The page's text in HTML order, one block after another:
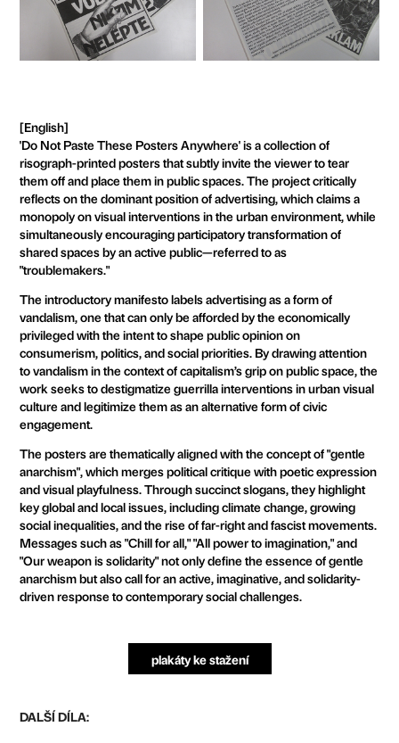
[English]
'Do Not Paste These Posters Anywhere' is a collection of
risograph-printed posters that subtly invite the viewer to tear
them off and place them in public spaces. The project critically
reflects on the dominant position of advertising, which claims a
monopoly on visual interventions in the urban environment, while
simultaneously encouraging participatory transformation of
shared spaces by an active public—referred to as
"troublemakers."
The introductory manifesto labels advertising as a form of
vandalism, one that can only be afforded by the economically
privileged with the intent to shape public opinion on
consumerism, politics, and social priorities. By drawing attention
to vandalism in the context of capitalism’s grip on public space, the
work seeks to destigmatize guerrilla interventions in urban visual
culture and legitimize them as an alternative form of civic
engagement.
The posters are thematically aligned with the concept of "gentle
anarchism", which merges political critique with poetic expression
and visual playfulness. Through succinct slogans, they highlight
key global and local issues, including climate change, growing
social inequalities, and the rise of far-right and fascist movements.
Messages such as "Chill for all," "All power to imagination," and
"Our weapon is solidarity" not only define the essence of gentle
anarchism but also call for an active, imaginative, and solidarity-
driven response to contemporary social challenges.
plakáty ke stažení
DALŠÍ DÍLA: